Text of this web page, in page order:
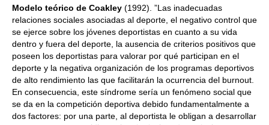
Modelo teórico de Coakley (1992). ”Las inadecuadas
relaciones sociales asociadas al deporte, el negativo control que
se ejerce sobre los jóvenes deportistas en cuanto a su vida
dentro y fuera del deporte, la ausencia de criterios positivos que
poseen los deportistas para valorar por qué participan en el
deporte y la negativa organización de los programas deportivos
de alto rendimiento las que facilitarán la ocurrencia del burnout.
En consecuencia, este síndrome sería un fenómeno social que
se da en la competición deportiva debido fundamentalmente a
dos factores: por una parte, al deportista le obligan a desarrollar